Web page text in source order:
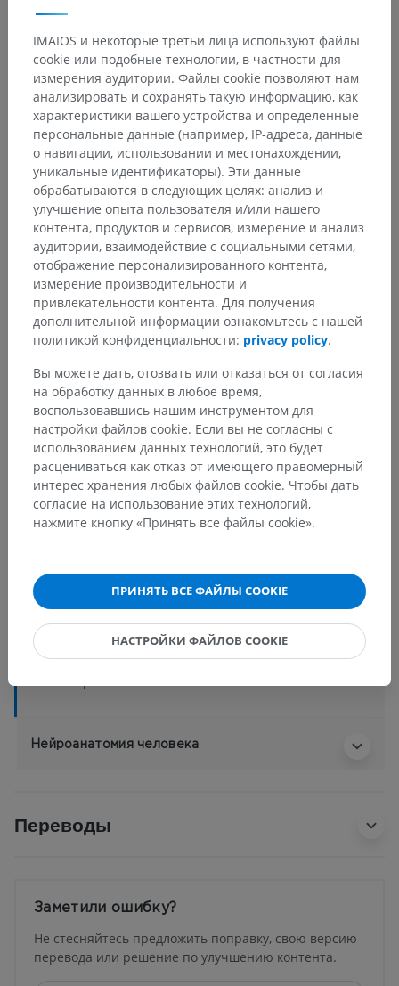
Анатомическая иерархия
Анатомия человека 2
Анатомия человека 1
Системная анатомия>
Сердечно-сосудистая система> Артерии>
Задняя мозговая артерия>
Посткоммуникационная часть; сегмент Р2>
Латеральные задние ворсинчатые ветви
Основные структуры:Нет анатомических терминов,
Нейроанатомия человека
Переводы
Заметили ошибку?
Не стесняйтесь предложить поправку, свою версию
перевода или решение по улучшению контента.
IMAIOS и некоторые третьи лица используют файлы
cookie или подобные технологии, в частности для
измерения аудитории. Файлы cookie позволяют нам
анализировать и сохранять такую информацию, как
характеристики вашего устройства и определенные
персональные данные (например, IP-адреса, данные
о навигации, использовании и местонахождении,
уникальные идентификаторы). Эти данные
обрабатываются в следующих целях: анализ и
улучшение опыта пользователя и/или нашего
контента, продуктов и сервисов, измерение и анализ
аудитории, взаимодействие с социальными сетями,
отображение персонализированного контента,
измерение производительности и
привлекательности контента. Для получения
дополнительной информации ознакомьтесь с нашей
политикой конфиденциальности: privacy policy.
Вы можете дать, отозвать или отказаться от согласия
на обработку данных в любое время,
воспользовавшись нашим инструментом для
настройки файлов cookie. Если вы не согласны с
использованием данных технологий, это будет
расцениваться как отказ от имеющего правомерный
интерес хранения любых файлов cookie. Чтобы дать
согласие на использование этих технологий,
нажмите кнопку «Принять все файлы cookie».
ПРИНЯТЬ ВСЕ ФАЙЛЫ COOKIE
НАСТРОЙКИ ФАЙЛОВ COOKIE